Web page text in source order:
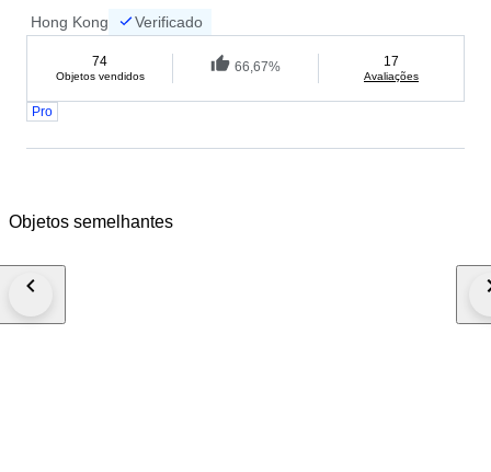
Hong Kong Verificado
74
Objetos vendidos
66,67% 17
Avaliações
Pro
Objetos semelhantes